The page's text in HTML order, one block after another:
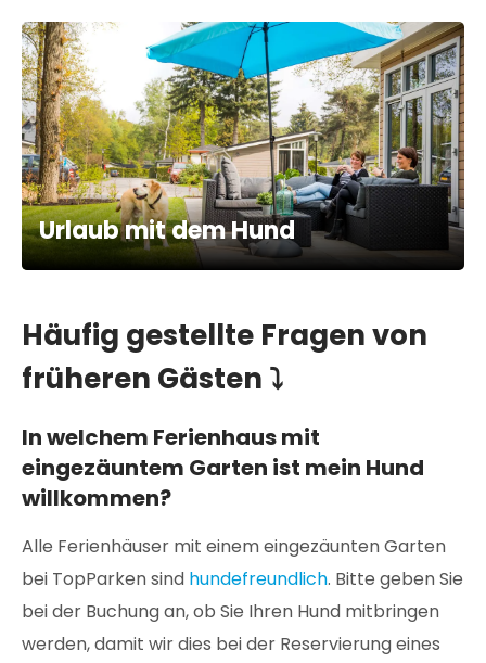
Urlaub mit dem Hund
Häufig gestellte Fragen von
früheren Gästen ⤵
In welchem Ferienhaus mit
eingezäuntem Garten ist mein Hund
willkommen?
Alle Ferienhäuser mit einem eingezäunten Garten
bei TopParken sind hundefreundlich. Bitte geben Sie
bei der Buchung an, ob Sie Ihren Hund mitbringen
werden, damit wir dies bei der Reservierung eines